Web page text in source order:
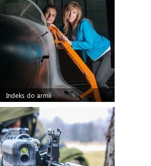
Indeks do armii